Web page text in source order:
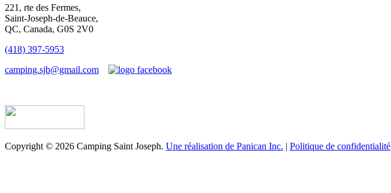
221, rte des Fermes,
Saint-Joseph-de-Beauce,
QC, Canada, G0S 2V0
(418) 397-5953
camping.sjb@gmail.com
Copyright © 2026 Camping Saint Joseph. Une réalisation de Panican Inc. | Politique de confidentialité